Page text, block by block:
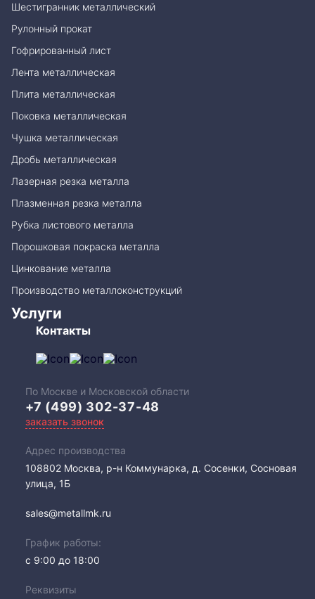
Шестигранник металлический
Рулонный прокат
Гофрированный лист
Лента металлическая
Плита металлическая
Поковка металлическая
Чушка металлическая
Дробь металлическая
Лазерная резка металла
Плазменная резка металла
Рубка листового металла
Порошковая покраска металла
Цинкование металла
Производство металлоконструкций
Услуги
Контакты
По Москве и Московской области
+7 (499) 302-37-48
заказать звонок
Адрес производства
108802​ Москва, р-н Коммунарка, д. Сосенки, Сосновая
улица, 1Б
sales@metallmk.ru
График работы:
с 9:00 до 18:00
Реквизиты